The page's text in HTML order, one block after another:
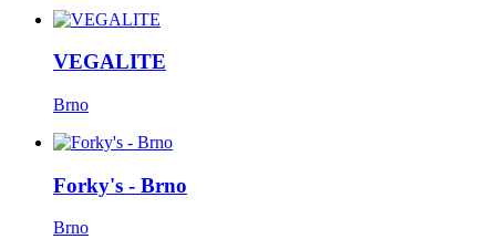
VEGALITE
Brno
Forky's - Brno
Brno